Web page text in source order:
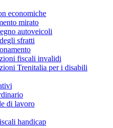
economiche
mirato
autoveicoli
sfratti
fiscali invalidi
Trenitalia per i disabili
di lavoro
handicap